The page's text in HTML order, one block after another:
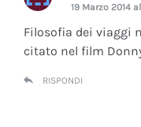
19 Marzo 2014
Filosofia dei viaggi
citato nel film
RISPONDI